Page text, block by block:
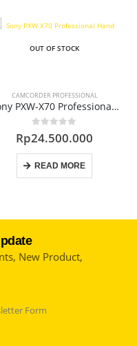
OUT OF STOCK
CAMCORDER PROFESSIONAL
Sony PXW-X70 Professional Hand Held Camcorder
0 out of 5
Rp24.500.000
READ MORE
New Product,
Form